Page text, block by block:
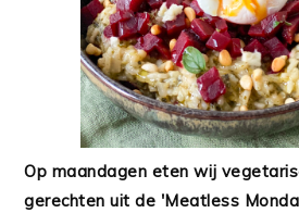
Op maandagen eten wij
gerechten uit de 'Meatless